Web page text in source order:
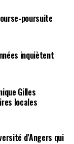
poursuite
inquiètent
Gilles
locales
d’Angers qui